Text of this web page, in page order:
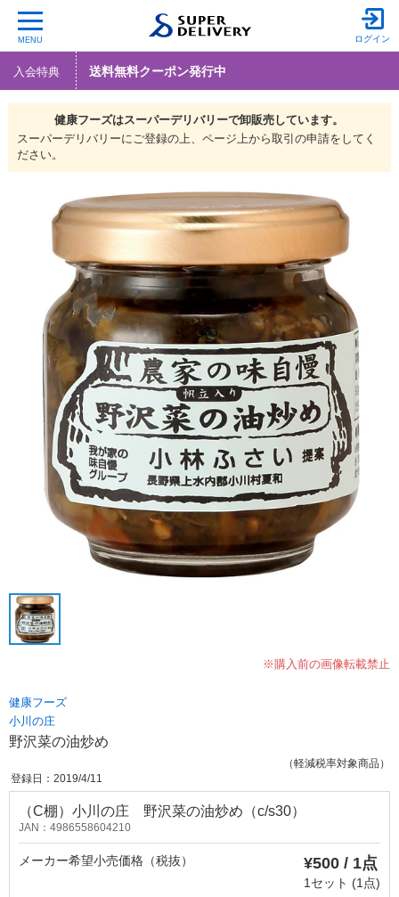
MENU ログイン
入会特典 送料無料クーポン発行中
健康フーズはスーパーデリバリーで卸販売しています。
スーパーデリバリーにご登録の上、ページ上から取引の申請をしてく
ださい。
※購入前の画像転載禁止
健康フーズ
小川の庄
野沢菜の油炒め
（軽減税率対象商品）
登録日：2019/4/11
（C棚）小川の庄 野沢菜の油炒め（c/s30）
JAN：4986558604210
メーカー希望小売価格（税抜） ¥500 / 1点
1セット (1点)